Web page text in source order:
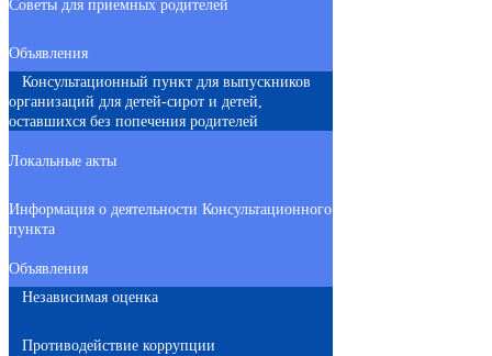
Советы для приемных родителей
Объявления
Консультационный пункт для выпускников
организаций для детей-сирот и детей,
оставшихся без попечения родителей
Локальные акты
Информация о деятельности Консультационного
пункта
Объявления
Независимая оценка
Противодействие коррупции